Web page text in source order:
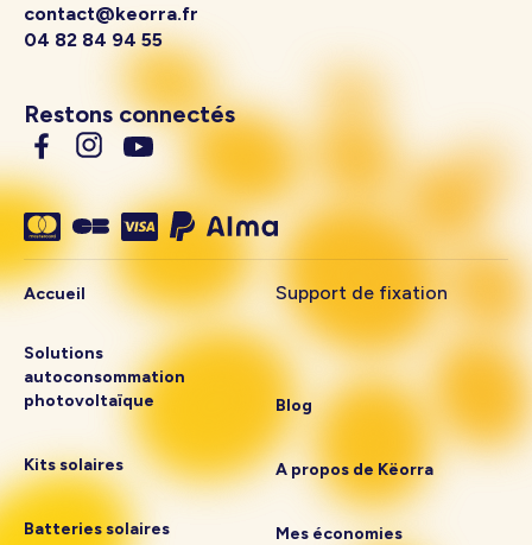
contact@keorra.fr
04 82 84 94 55
Restons connectés
Accueil
Solutions
autoconsommation
photovoltaïque
Kits solaires
Batteries solaires
Support de fixation
Blog
A propos de Këorra
Mes économies